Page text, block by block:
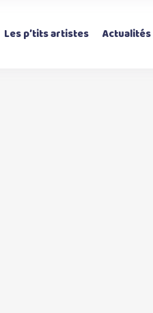
Les p’tits artistes Actualités